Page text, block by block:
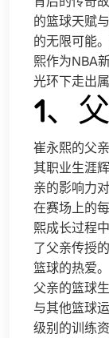
的篮球天赋
的无限可能
熙作为NBA
光环下走出
1、
崔永熙的父
其职业生涯
亲的影响力
在赛场上的
熙成长过程
了父亲传授
篮球的热爱。
父亲的篮球
与其他篮球
级别的训练